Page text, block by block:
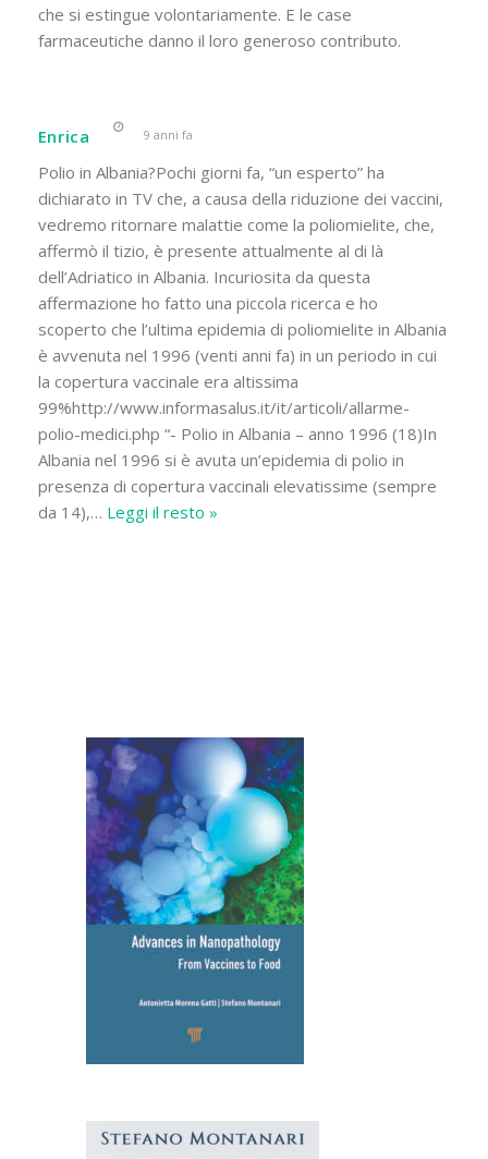
che si estingue volontariamente. E le case
farmaceutiche danno il loro generoso contributo.
Enrica 9 anni fa
Polio in Albania?Pochi giorni fa, “un esperto” ha
dichiarato in TV che, a causa della riduzione dei vaccini,
vedremo ritornare malattie come la poliomielite, che,
affermò il tizio, è presente attualmente al di là
dell’Adriatico in Albania. Incuriosita da questa
affermazione ho fatto una piccola ricerca e ho
scoperto che l’ultima epidemia di poliomielite in Albania
è avvenuta nel 1996 (venti anni fa) in un periodo in cui
la copertura vaccinale era altissima
99%http://www.informasalus.it/it/articoli/allarme-
polio-medici.php “- Polio in Albania – anno 1996 (18)In
Albania nel 1996 si è avuta un’epidemia di polio in
presenza di copertura vaccinali elevatissime (sempre
da 14),… Leggi il resto »